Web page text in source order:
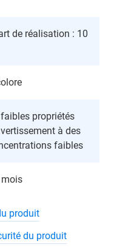
de réalisation : 10
propriétés
à des
faibles
produit
du produit